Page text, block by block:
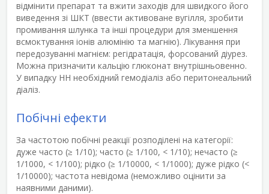
відмінити препарат та вжити заходів для швидкого його
виведення зі ШКТ (ввести активоване вугілля, зробити
промивання шлунка та інші процедури для зменшення
всмоктування іонів алюмінію та магнію). Лікування при
передозуванні магнієм: регідратація, форсований діурез.
Можна призначити кальцію глюконат внутрішньовенно.
У випадку НН необхідний гемодіаліз або перитонеальний
діаліз.
Побічні ефекти
За частотою побічні реакції розподілені на категорії:
дуже часто (≥ 1/10); часто (≥ 1/100, < 1/10); нечасто (≥
1/1000, < 1/100); рідко (≥ 1/10000, < 1/1000); дуже рідко (<
1/10000); частота невідома (неможливо оцінити за
наявними даними).